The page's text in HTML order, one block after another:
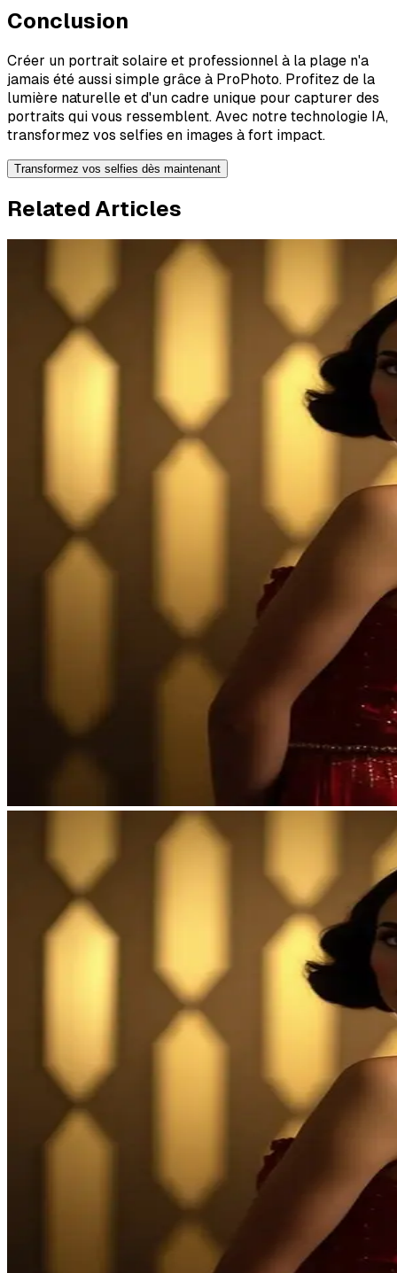
Conclusion
Créer un portrait solaire et professionnel à la plage n'a
jamais été aussi simple grâce à ProPhoto. Profitez de la
lumière naturelle et d'un cadre unique pour capturer des
portraits qui vous ressemblent. Avec notre technologie IA,
transformez vos selfies en images à fort impact.
Transformez vos selfies dès maintenant
Related Articles